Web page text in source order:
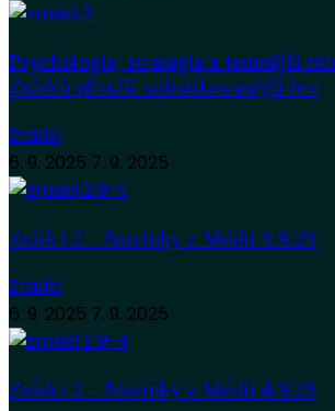
Psychologie, strategie a temnější
Zrádců přináší sofistikovanější hru
Zradci
6. 9. 2025 7. 9. 2025
Zrádci 2 – Novinky z Médií 5.9.25
Zradci
6. 9. 2025 7. 9. 2025
Zrádci 2 – Novinky z Médií 4.9.25